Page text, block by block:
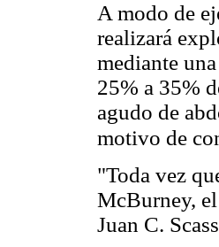
A modo de
realizará
mediante
25% a 35%
agudo de
motivo de
"Toda vez
McBurney,
Juan C.